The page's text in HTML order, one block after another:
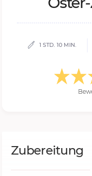
1 STD. 10 MIN.
Zubereitung